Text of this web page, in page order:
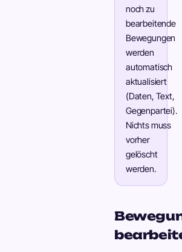
noch zu
bearbeitende
Bewegungen
werden
automatisch
aktualisiert
(Daten, Text,
Gegenpartei).
Nichts muss
vorher
gelöscht
werden.